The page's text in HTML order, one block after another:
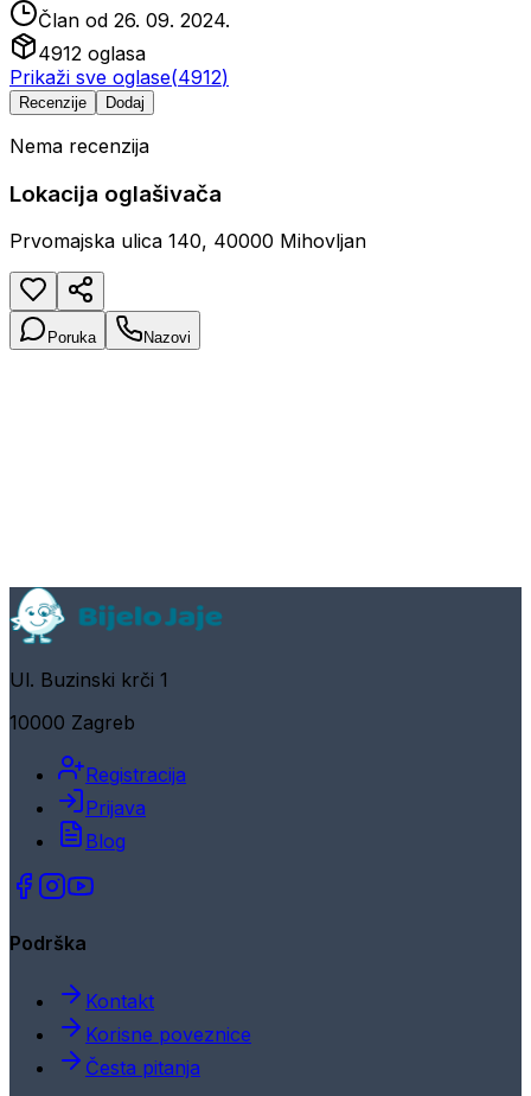
Član od 26. 09. 2024.
4912 oglasa
Prikaži sve oglase(4912)
Recenzije Dodaj
Nema recenzija
Lokacija oglašivača
Prvomajska ulica 140, 40000 Mihovljan
Poruka Nazovi
Ul. Buzinski krči 1
10000 Zagreb
Registracija
Prijava
Blog
Podrška
Kontakt
Korisne poveznice
Česta pitanja